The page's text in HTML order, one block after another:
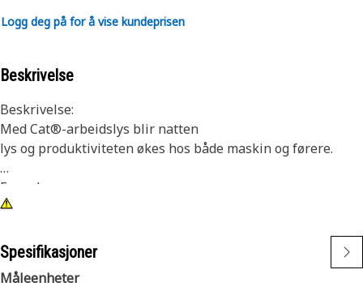
Logg deg på for å vise kundeprisen
Beskrivelse
Beskrivelse:
Med Cat®-arbeidslys blir natten
lys og produktiviteten økes hos både maskin og førere.
Egenskaper:
1) Premium Cat-lys er konstruerte for å møte de krevende
2) Cat-lys kan tilpasses andre maskiner i maskinparken, og
de kan monteres på eldre maskiner.
Spesifikasjoner
Måleenheter